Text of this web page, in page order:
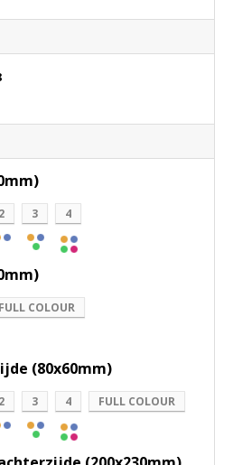
2 3 4
FULL COLOUR
(80x60mm)
2 3 4 FULL COLOUR